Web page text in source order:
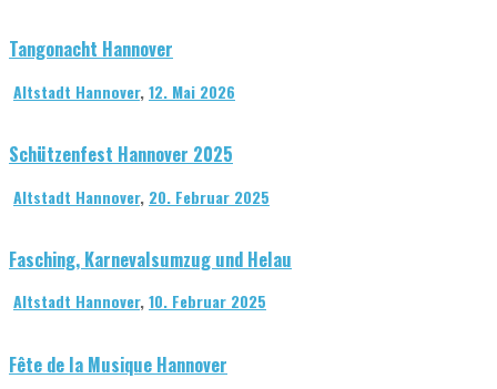
Tangonacht Hannover
Altstadt Hannover,12. Mai 2026
Schützenfest Hannover 2025
Altstadt Hannover, 20. Februar 2025
Fasching, Karnevalsumzug und Helau
Altstadt Hannover,10. Februar 2025
Fête de la Musique Hannover